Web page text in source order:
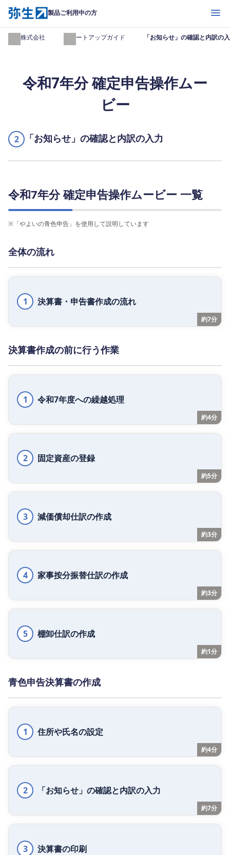
製品ご利用中の方 開く
弥生株式会社 スタートアップガイド 「お知らせ」の確認と内訳の
令和7年分 確定申告操作ムー
ビー
2 「お知らせ」の確認と内訳の入力
令和7年分 確定申告操作ムービー 一覧
※ 「やよいの青色申告」を使用して説明しています
全体の流れ
1 決算書・申告書作成の流れ
約7分
決算書作成の前に行う作業
1 令和7年度への繰越処理
約4分
2 固定資産の登録
約5分
3 減価償却仕訳の作成
約3分
4 家事按分振替仕訳の作成
約3分
5 棚卸仕訳の作成
約1分
青色申告決算書の作成
1 住所や氏名の設定
約4分
2 「お知らせ」の確認と内訳の入力
約7分
3 決算書の印刷